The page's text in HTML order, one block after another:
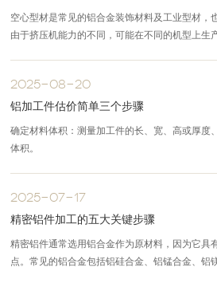
空心型材是常见的铝合金装饰材料及工业型材，
由于挤压机能力的不同，可能在不同的机型上生
2025-08-20
铝加工件估价简单三个步骤
确定材料体积‌：测量加工件的长、宽、高或厚度
体积。
2025-07-17
精密铝件加工的五大关键步骤
精密铝件通常选用铝合金作为原材料，因为它具
点。常见的铝合金包括铝硅合金、铝锰合金、铝